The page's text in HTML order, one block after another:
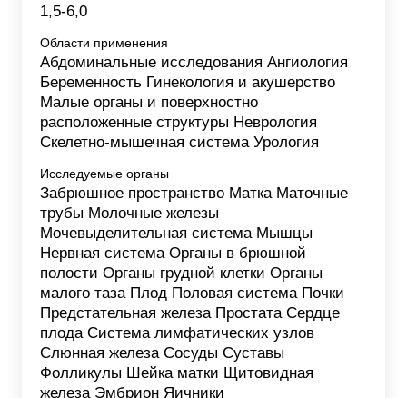
1,5-6,0
Области применения
Абдоминальные исследования Ангиология
Беременность Гинекология и акушерство
Малые органы и поверхностно
расположенные структуры Неврология
Скелетно-мышечная система Урология
Исследуемые органы
Забрюшное пространство Матка Маточные
трубы Молочные железы
Мочевыделительная система Мышцы
Нервная система Органы в брюшной
полости Органы грудной клетки Органы
малого таза Плод Половая система Почки
Предстательная железа Простата Сердце
плода Система лимфатических узлов
Слюнная железа Сосуды Суставы
Фолликулы Шейка матки Щитовидная
железа Эмбрион Яичники